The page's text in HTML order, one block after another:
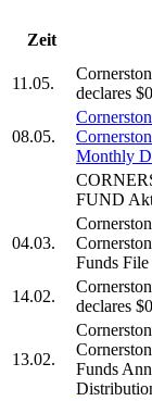
Zeit
11.05.
declares
08.05.
Monthly
FUND
04.03.
Funds
14.02.
declares
13.02.
Funds